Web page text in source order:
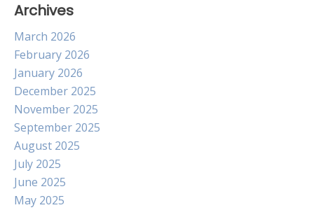
Archives
March 2026
February 2026
January 2026
December 2025
November 2025
September 2025
August 2025
July 2025
June 2025
May 2025